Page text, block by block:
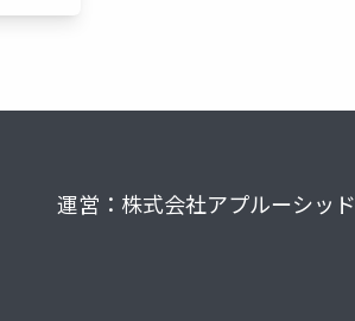
運営：株式会社アプルーシッド